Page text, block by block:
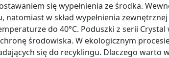
się wypełnienia ze środka.
natomiast w skład wypełnienia
do 40°C. Poduszki z serii
środowiska. W ekologicznym
się do recyklingu. Dlaczego warto